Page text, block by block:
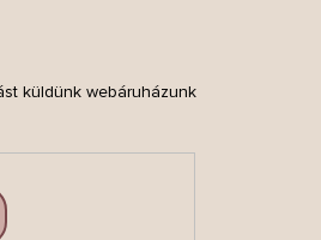
küldünk webáruházunk